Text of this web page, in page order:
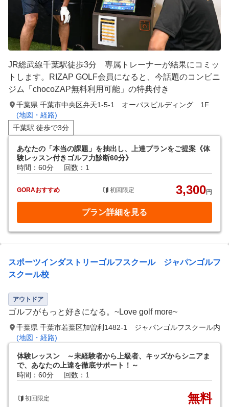
JR総武線千葉駅徒歩3分 専属トレーナーが結果にコミッ
トします。RIZAP GOLF会員になると、今話題のコンビニ
ジム「chocoZAP無料利用可能」の特典付き
千葉県 千葉市中央区弁天1-5-1 オーパスビルディング 1F
(地図・経路)
千葉駅 徒歩で3分
あなたの「本当の課題」を抽出し、上達プランをご提案《体
験レッスン付きゴルフ力診断60分》
時間：60分
回数：1
GORAおすすめ 初回限定 3,300円
プラン詳細を見る
スポーツインダストリーゴルフスクール ジャパンゴルフ
スクール校
アウトドア
ゴルフがもっと好きになる。~Love golf more~
千葉県 千葉市若葉区加曽利1482-1 ジャパンゴルフスクール内
(地図・経路)
体験レッスン ～未経験者から上級者、キッズからシニアま
で、あなたの上達を徹底サポート！～
時間：60分
回数：1
初回限定 無料